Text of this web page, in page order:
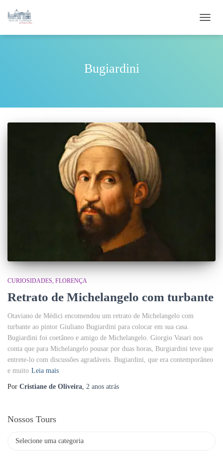
Bugiardini
CURIOSIDADES FLORENÇA
Retrato de Michelangelo com turbante
Otaviano de Médici encomendou um retrato de Michelangelo com
turbante ao pintor Giuliano Bugiardini para colocar em sua casa.
Bugiardini foi coetâneo e amigo de Michelangelo. Giorgio Vasari nos
conta que para Michelangelo pousar por duas horas, Burgiardini teve que
entrete-lo com discussões agradáveis. Bugiardini, que era contemporâneo
e muito Leia mais
Por Cristiane de Oliveira 2 anos atrás
Nossos Tours